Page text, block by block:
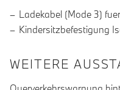
Ladekabel (Mode 3)
Kindersitzbefestigung
WEITERE